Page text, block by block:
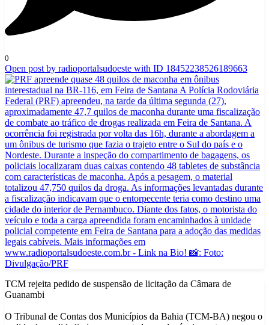
0
Open post by radioportalsudoeste with ID 18452238526189663
TCM rejeita pedido de suspensão de licitação da Câmara de
Guanambi
O Tribunal de Contas dos Municípios da Bahia (TCM-BA) negou o